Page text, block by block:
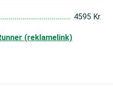
4595 Kr.
(reklamelink)